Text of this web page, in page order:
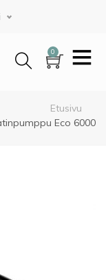
0
Etusivu
Eco 6000